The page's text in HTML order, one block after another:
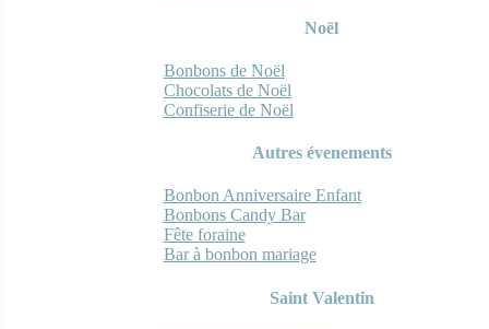
Noël
Bonbons de Noël
Chocolats de Noël
Confiserie de Noël
Autres évenements
Bonbon Anniversaire Enfant
Bonbons Candy Bar
Fête foraine
Bar à bonbon mariage
Saint Valentin